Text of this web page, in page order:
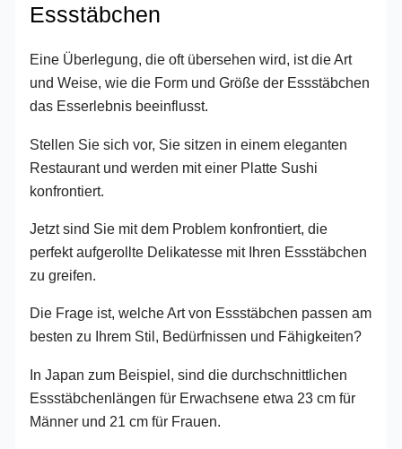
Essstäbchen
Eine Überlegung, die oft übersehen wird, ist die Art
und Weise, wie die Form und Größe der Essstäbchen
das Esserlebnis beeinflusst.
Stellen Sie sich vor, Sie sitzen in einem eleganten
Restaurant und werden mit einer Platte Sushi
konfrontiert.
Jetzt sind Sie mit dem Problem konfrontiert, die
perfekt aufgerollte Delikatesse mit Ihren Essstäbchen
zu greifen.
Die Frage ist, welche Art von Essstäbchen passen am
besten zu Ihrem Stil, Bedürfnissen und Fähigkeiten?
In Japan zum Beispiel, sind die durchschnittlichen
Essstäbchenlängen für Erwachsene etwa 23 cm für
Männer und 21 cm für Frauen.